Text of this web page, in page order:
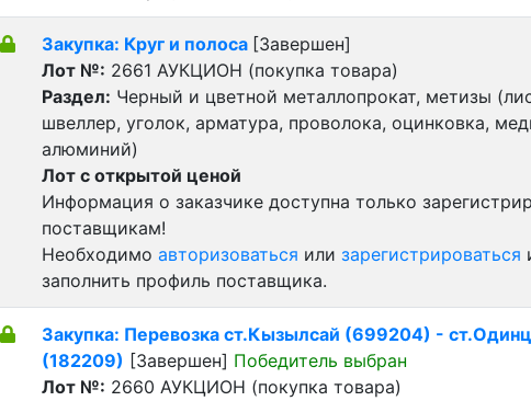
Закупка: Круг и полоса [Завершен]
Лот №: 2661 АУКЦИОН (покупка товара)
Раздел: Черный и цветной металлопрокат, метизы
швеллер, уголок, арматура, проволока, оцинковка,
алюминий)
Лот с открытой ценой
Информация о заказчике доступна только
поставщикам!
Необходимо авторизоваться или зарегистрироваться
заполнить профиль поставщика.
Закупка: Перевозка ст.Кызылсай (699204) -
(182209) [Завершен] Победитель выбран
Лот №: 2660 АУКЦИОН (покупка товара)